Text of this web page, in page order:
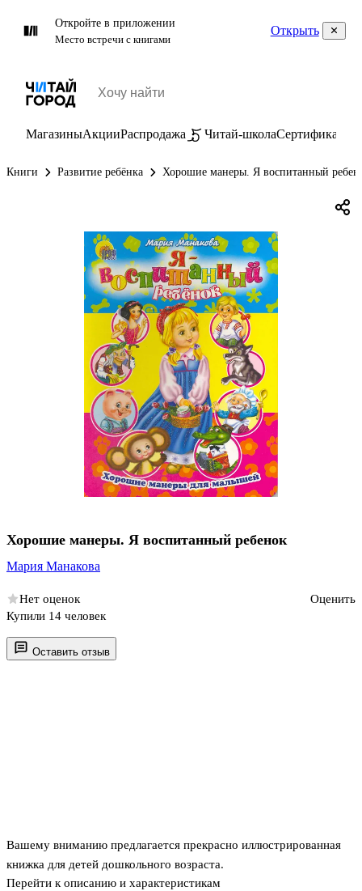
Откройте в приложении
Место встречи с книгами
Открыть
МагазиныАкцииРаспродажа Читай-школаСертификаты
Книги Развитие ребёнка Хорошие манеры. Я воспитанный
Оставить отзыв
Вашему вниманию предлагается прекрасно иллюстрированная
книжка для детей дошкольного возраста.
Перейти к описанию и характеристикам
Хорошие манеры. Я воспитанный ребенок
Мария Манакова
Нет оценок
Оценить
Купили 14 человек